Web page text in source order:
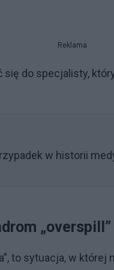
Reklama
się do specjalisty,
w historii
„overspill”
to sytuacja, w której